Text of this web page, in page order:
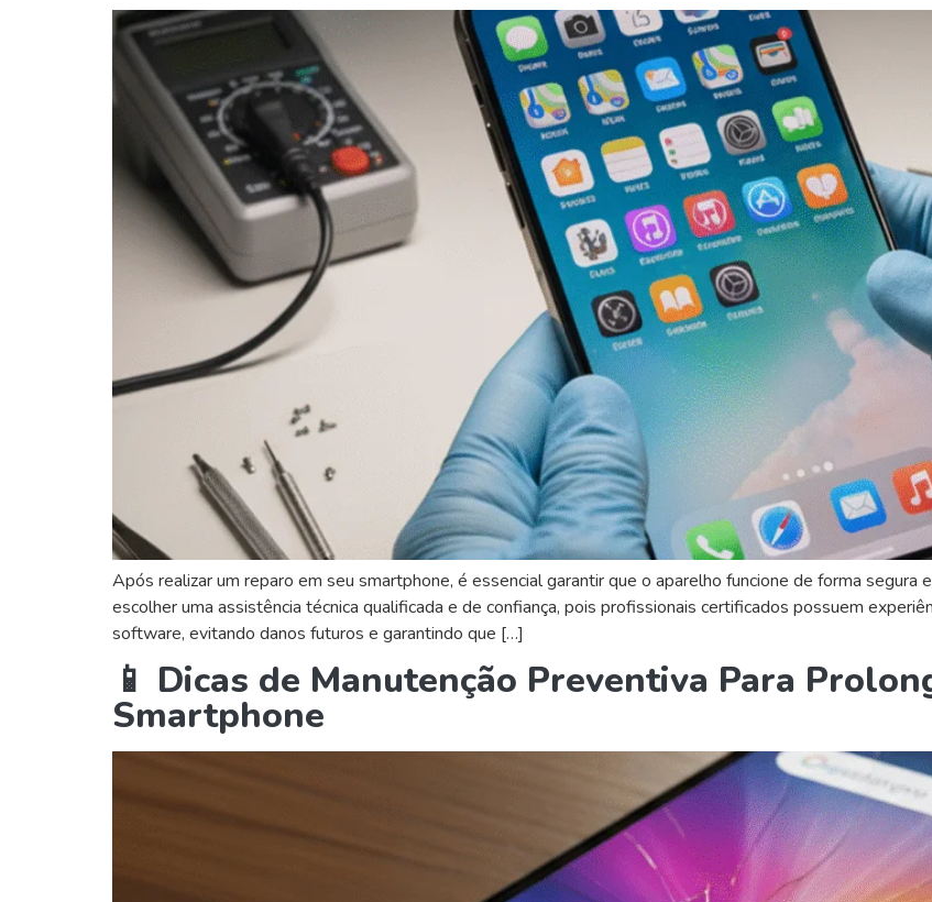
Após realizar um reparo em seu smartphone, é essencial garantir que o aparelho funcione de forma
escolher uma assistência técnica qualificada e de confiança, pois profissionais certificados possuem
software, evitando danos futuros e garantindo que […]
📱 Dicas de Manutenção Preventiva Para
Smartphone